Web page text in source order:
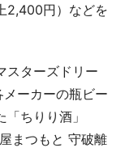
2,400円）などを
スターズドリー
ーカーの瓶ビー
ちりり酒」
まつもと 守破離